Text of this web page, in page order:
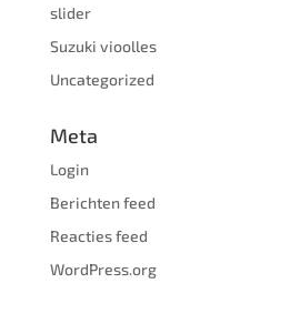
slider
Suzuki vioolles
Uncategorized
Meta
Login
Berichten feed
Reacties feed
WordPress.org